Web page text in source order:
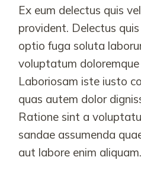
Ex eum delectus quis
provident. Delectus
optio fuga soluta
voluptatum
Laboriosam iste iusto
quas autem dolor
Ratione sint a
sandae assumenda
aut labore enim aliquam.